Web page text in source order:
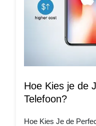
Hoe Kies je de
Telefoon?
Hoe Kies Je de